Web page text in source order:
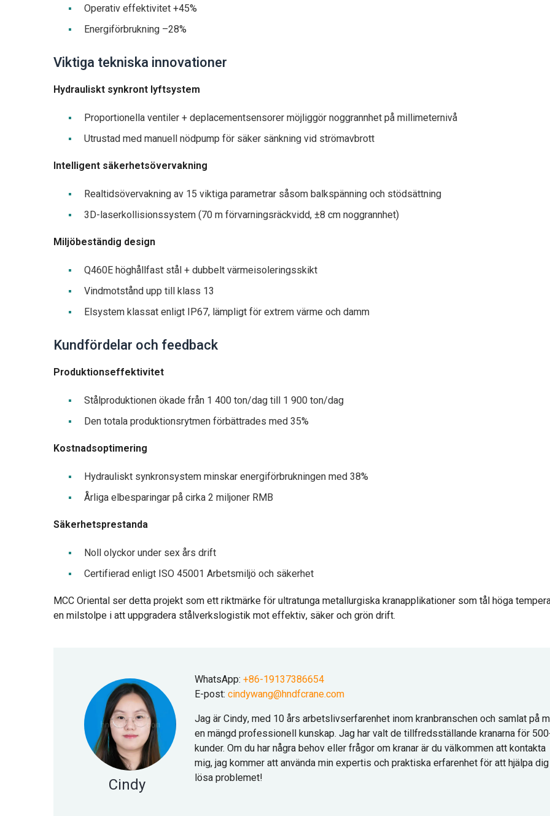
Operativ effektivitet +45%
Energiförbrukning –28%
Viktiga tekniska innovationer
Hydrauliskt synkront lyftsystem
Proportionella ventiler + deplacementsensorer möjliggör noggrannhet på millimeternivå
Utrustad med manuell nödpump för säker sänkning vid strömavbrott
Intelligent säkerhetsövervakning
Realtidsövervakning av 15 viktiga parametrar såsom balkspänning och stödsättning
3D-laserkollisionssystem (70 m förvarningsräckvidd, ±8 cm noggrannhet)
Miljöbeständig design
Q460E höghållfast stål + dubbelt värmeisoleringsskikt
Vindmotstånd upp till klass 13
Elsystem klassat enligt IP67, lämpligt för extrem värme och damm
Kundfördelar och feedback
Produktionseffektivitet
Stålproduktionen ökade från 1 400 ton/dag till 1 900 ton/dag
Den totala produktionsrytmen förbättrades med 35%
Kostnadsoptimering
Hydrauliskt synkronsystem minskar energiförbrukningen med 38%
Årliga elbesparingar på cirka 2 miljoner RMB
Säkerhetsprestanda
Noll olyckor under sex års drift
Certifierad enligt ISO 45001 Arbetsmiljö och säkerhet
MCC Oriental ser detta projekt som ett riktmärke för ultratunga metallurgiska kranapplikationer som tål höga
en milstolpe i att uppgradera stålverkslogistik mot effektiv, säker och grön drift.
Cindy
WhatsApp: +86-19137386654
E-post: cindywang@hndfcrane.com
Jag är Cindy, med 10 års arbetslivserfarenhet inom kranbranschen och samlat på
en mängd professionell kunskap. Jag har valt de tillfredsställande kranarna för
kunder. Om du har några behov eller frågor om kranar är du välkommen att kontakta
mig, jag kommer att använda min expertis och praktiska erfarenhet för att hjälpa
lösa problemet!